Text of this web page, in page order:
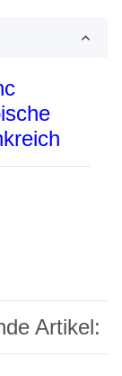
Artikel: